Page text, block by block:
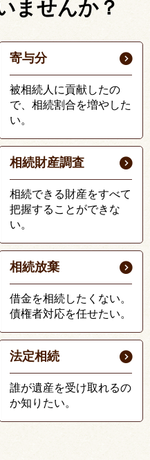
ませんか？
寄与分
被相続人に貢献したの
で、相続割合を増やした
い。
相続財産調査
相続できる財産をすべて
把握することができな
い。
相続放棄
借金を相続したくない。
債権者対応を任せたい。
法定相続
誰が遺産を受け取れるの
か知りたい。